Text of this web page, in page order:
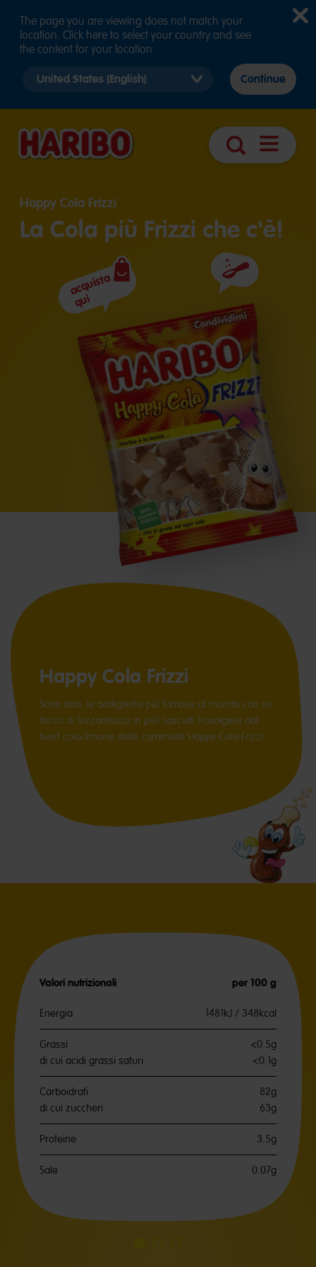
Ricerca Apri
Happy Cola Frizzi
La Cola più Frizzi che c'è!
Ingredienti
acquista
qui
Happy Cola Frizzi
Sono loro, le bottigliette più famose al mondo con un
tocco di frizzantezza in più! Lasciati travolgere dal
twist cola-limone delle caramelle Happy Cola Frizzi
Valori nutrizionali per 100 g
Energia 1481kJ / 348kcal
Grassi
<0.5g
di cui acidi grassi saturi
<0.1g
Carboidrati
82g
di cui zuccheri
63g
Proteine 3.5g
Sale 0.07g
The page you are viewing does not match your
location. Click here to select your country and see
the content for your location.
country
Continue